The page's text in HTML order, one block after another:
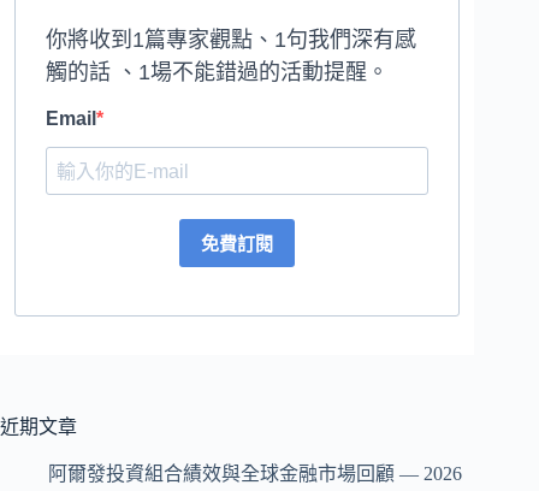
你將收到1篇專家觀點、1句我們深有感
觸的話 、1場不能錯過的活動提醒。
Email
免費訂閱
近期文章
阿爾發投資組合績效與全球金融市場回顧 — 2026